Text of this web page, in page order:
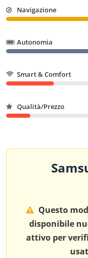
Navigazione
Autonomia
Smart & Comfort
Qualità/Prezzo
Questo
disponibile
attivo per